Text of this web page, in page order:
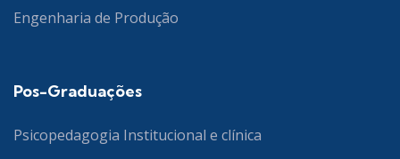
Engenharia de Produção
Pos-Graduações
Psicopedagogia Institucional e clínica